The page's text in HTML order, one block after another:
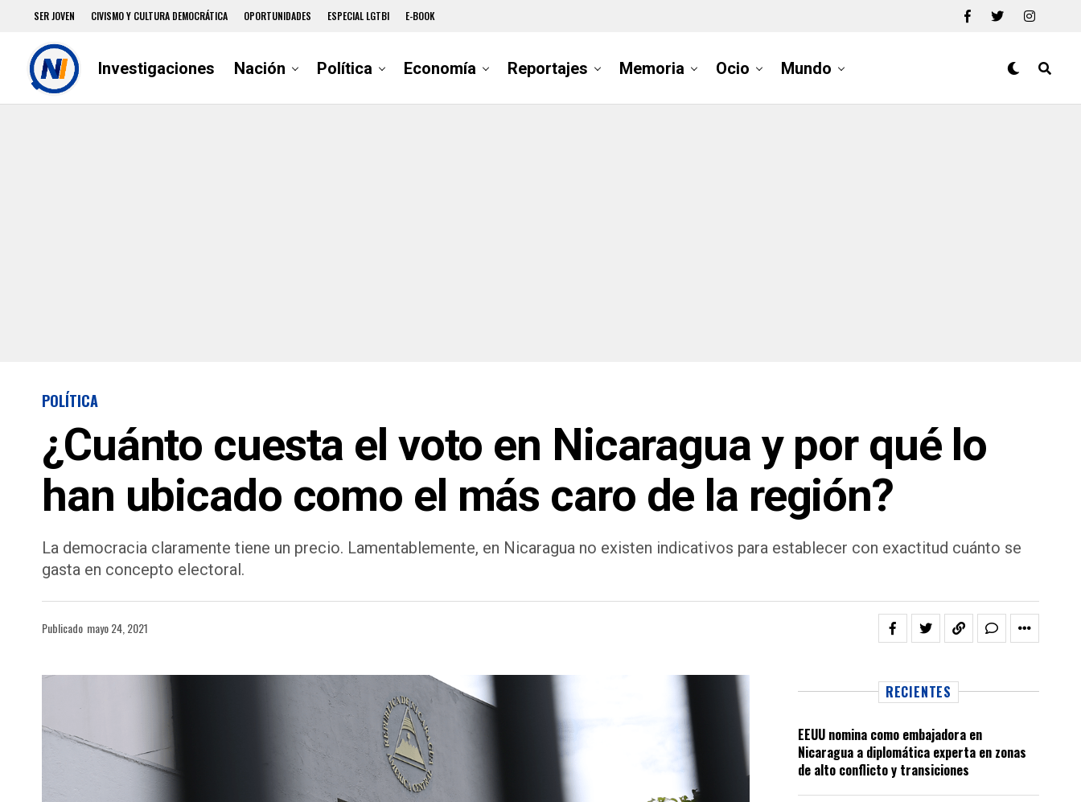
SER JOVEN CIVISMO Y CULTURA DEMOCRÁTICA OPORTUNIDADES ESPECIAL LGTBI E-BOOK
Investigaciones Nación Política Economía Reportajes Memoria Ocio Mundo
POLÍTICA
¿Cuánto cuesta el voto en Nicaragua y por qué lo
han ubicado como el más caro de la región?
La democracia claramente tiene un precio. Lamentablemente, en Nicaragua no existen indicativos para establecer con exactitud cuánto se
gasta en concepto electoral.
Publicado mayo 24, 2021
RECIENTES
EEUU nomina como embajadora en
Nicaragua a diplomática experta en zonas
de alto conflicto y transiciones